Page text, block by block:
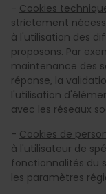
- Cookies
strictement
à l'utilisation des
proposons. Par
maintenance des
réponse, la
l'utilisation
avec les réseaux
- Cookies de
à l'utilisateur de
fonctionnalités du
les paramètres